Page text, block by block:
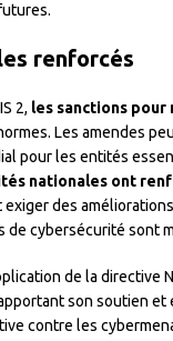
renforcés
2, les sanctions
Les amendes
pour les entités
nationales ont
des
de cybersécurité sont
de la
son soutien
contre les